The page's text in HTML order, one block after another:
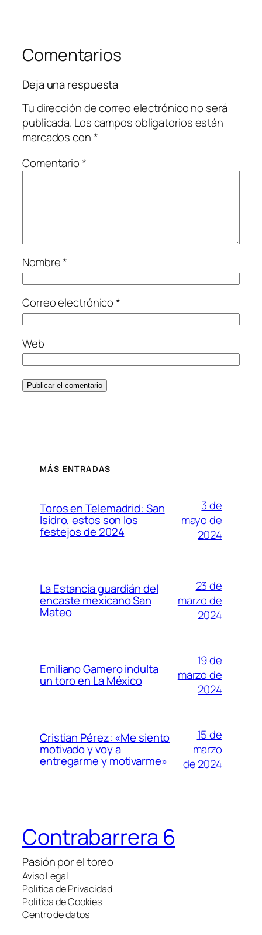
Comentarios
Deja una respuesta
Tu dirección de correo electrónico no será
publicada. Los campos obligatorios están
marcados con*
Comentario*
Nombre*
Correo electrónico*
Web
MÁS ENTRADAS
Toros en Telemadrid: San
Isidro, estos son los
festejos de 2024
3 de
mayo de
2024
La Estancia guardián del
encaste mexicano San
Mateo
23 de
marzo de
2024
Emiliano Gamero indulta
un toro en La México
19 de
marzo de
2024
Cristian Pérez: «Me siento
motivado y voy a
entregarme y motivarme»
15 de
marzo
de 2024
Contrabarrera 6
Pasión por el toreo
Aviso Legal
Política de Privacidad
Política de Cookies
Centro de datos